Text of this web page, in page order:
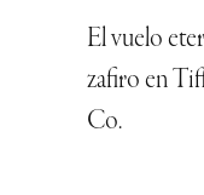
El vuelo
zafiro en
Co.